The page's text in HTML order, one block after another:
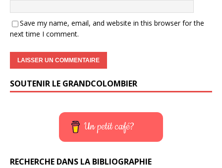
Save my name, email, and website in this browser for the
next time I comment.
SOUTENIR LE GRANDCOLOMBIER
Un petit café?
RECHERCHE DANS LA BIBLIOGRAPHIE